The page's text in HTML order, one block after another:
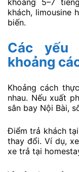
khoảng 5–7
khách, limousine
biến.
Các yếu
khoảng
Khoảng cách
nhau. Nếu xuất
sân bay Nội Bài,
Điểm trả khách
thay đổi. Ví dụ,
xe trả tại